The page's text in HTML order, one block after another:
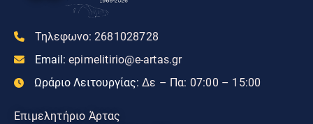
Τηλεφωνο: 2681028728
Email: epimelitirio@e-artas.gr
Ωράριο Λειτουργίας: Δε – Πα: 07:00 – 15:00
Επιμελητήριο Άρτας